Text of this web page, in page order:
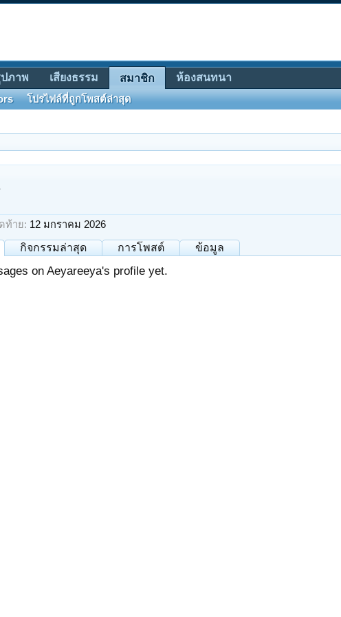
ท้าย: 12 มกราคม 2026
กิจกรรมล่าสุด การโพสต์ ข้อมูล
on Aeyareeya's profile yet.
ภาพ เสียงธรรม สมาชิก
โปรไฟล์ที่ถูกโพสต์ล่าสุด
ห้องสนทนา